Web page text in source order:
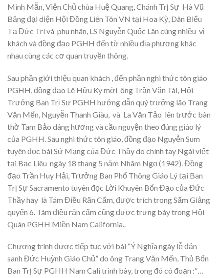
Minh Mẫn, Viện Chủ chùa Huệ Quang, Chánh Trị Sự Hà Vũ
Băng đại diện Hội Đồng Liên Tôn VN tại Hoa Kỳ, Dân Biểu
Tạ Đức Trí và phu nhân, LS Nguyễn Quốc Lân cùng nhiều vị
khách và đồng đạo PGHH đến từ nhiều địa phương khác
nhau cùng các cơ quan truyền thông.
Sau phần giới thiệu quan khách , đến phần nghi thức tôn giáo
PGHH, đồng đạo Lê Hữu Ky mời ông Trần Văn Tài, Hội
Trưởng Ban Trị Sự PGHH hướng dẫn quý trưởng lão Trang
Văn Mến, Nguyễn Thanh Giàu, và La Văn Tảo lên trước bàn
thờ Tam Bảo dâng hương và cầu nguyện theo đúng giáo lý
của PGHH. Sau nghi thức tôn giáo, đồng đạo Nguyễn Sum
tuyên đọc bài Sứ Mạng của Đức Thầy do chính tay Ngài viết
tại Bạc Liêu ngày 18 thang 5 năm Nhâm Ngọ (1942). Đồng
đạo Trần Huy Hải, Trưởng Ban Phổ Thông Giáo Lý tại Ban
Trị Sự Sacramento tuyên đọc Lời Khuyên Bổn Đạo của Đức
Thầy hay là Tám Điều Răn Cấm, được trích trong Sấm Giảng
quyển 6. Tám điều răn cấm cũng được trưng bày trong Hội
Quán PGHH Miền Nam California..
Chương trình được tiếp tục với bài “Ý Nghĩa ngày lễ đản
sanh Đức Huỳnh Giáo Chủ” do ông Trang Văn Mến, Thủ Bổn
Ban Trị Sự PGHH Nam Cali trình bày, trong đó có đoạn :”…